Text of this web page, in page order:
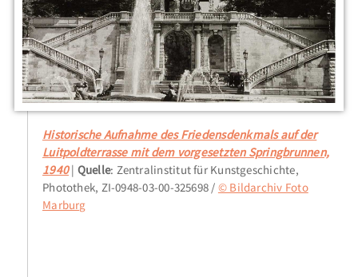
Historische Aufnahme des Friedensdenkmals auf der
Luitpoldterrasse mit dem vorgesetzten Springbrunnen,
1940 Quelle: Zentralinstitut für Kunstgeschichte,
Photothek, ZI-0948-03-00-325698 / © Bildarchiv Foto
Marburg